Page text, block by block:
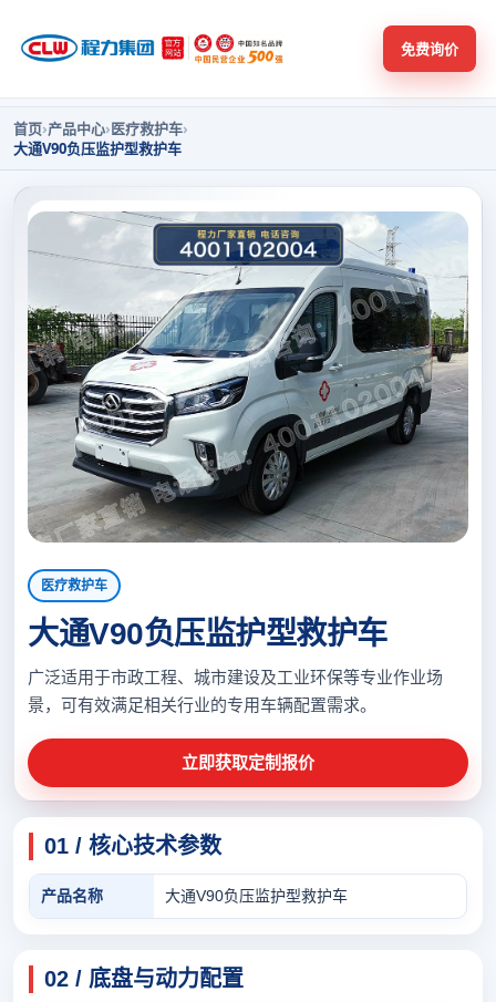
免费询价
首页›产品中心›医疗救护车›
大通V90负压监护型救护车
医疗救护车
大通V90负压监护型救护车
广泛适用于市政工程、城市建设及工业环保等专业作业场
景，可有效满足相关行业的专用车辆配置需求。
立即获取定制报价
01 / 核心技术参数
产品名称 大通V90负压监护型救护车
02 / 底盘与动力配置